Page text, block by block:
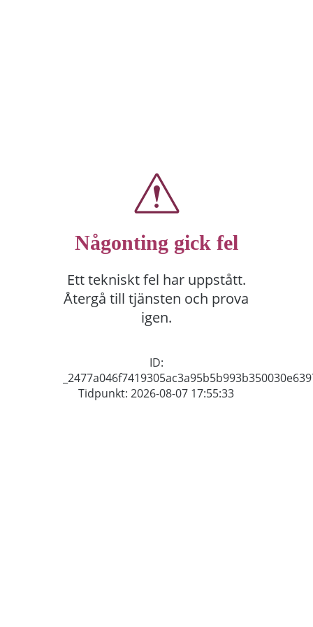
Någonting gick fel
Ett tekniskt fel har uppstått.
Återgå till tjänsten och prova
igen.
ID:
Tidpunkt: 2026-08-07 17:55:33